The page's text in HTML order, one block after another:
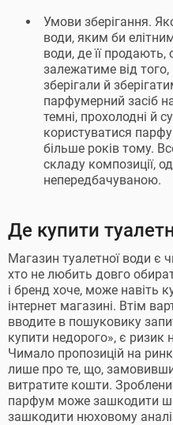
Умови зберігання.
води, яким би
води, де її продають,
залежатиме від
зберігали й
парфумерний засіб
темні, прохолодні й
користуватися
більше років тому.
складу композиції,
непередбачуваною.
Де купити
Магазин туалетної води є
хто не любить довго
і бренд хоче, може навіть
інтернет магазині. Втім
вводите в пошуковику
купити недорого», є ризик
Чимало пропозицій на
лише про те, що,
витратите кошти.
парфум може зашкодити
зашкодити нюховому